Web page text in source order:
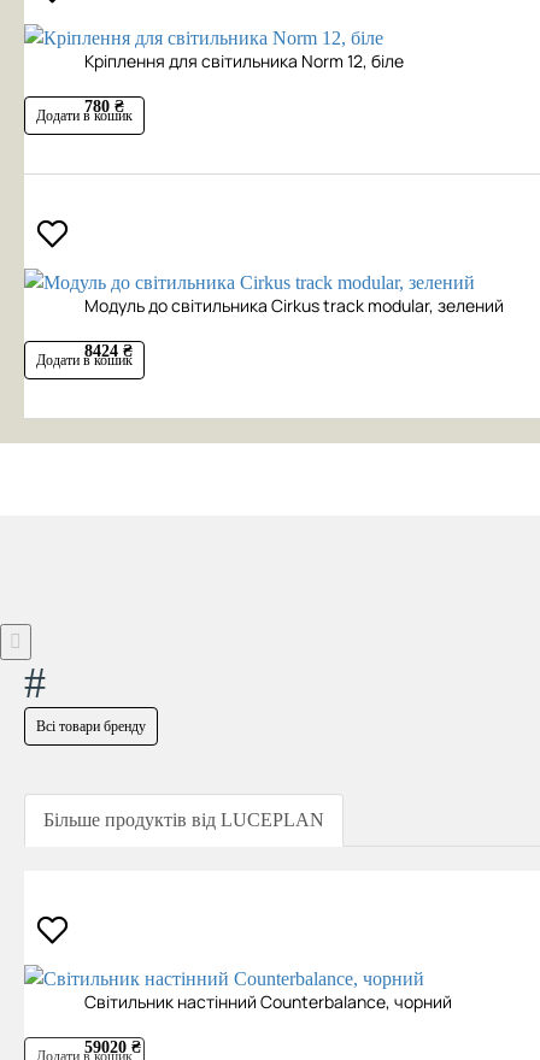
Кріплення для світильника Norm 12, біле
780 ₴
Додати в кошик
Модуль до світильника Cirkus track modular, зелений
8424 ₴
Додати в кошик
#
Всі товари бренду
Більше продуктів від LUCEPLAN
Світильник настінний Counterbalance, чорний
59020 ₴
Додати в кошик